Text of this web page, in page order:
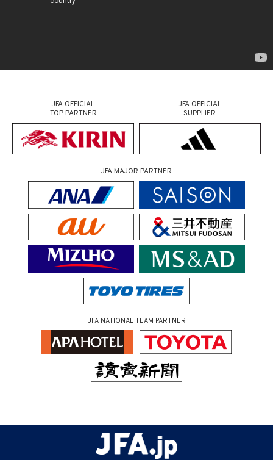
JFA OFFICIAL
TOP PARTNER
JFA OFFICIAL
SUPPLIER
JFA MAJOR PARTNER
JFA NATIONAL TEAM PARTNER